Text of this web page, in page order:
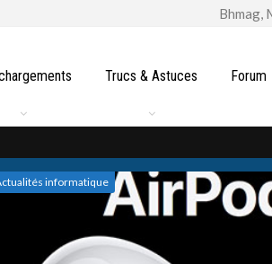
Trucs & Astuces Forum
informatique